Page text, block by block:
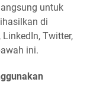
untuk
di
Twitter,
ini.